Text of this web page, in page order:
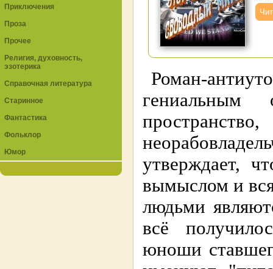
Роман-
утверждает,
вымыслом и
людьми
всё
юноши
Приключения
Проза
Прочее
Религия, духовность,
эзотерика
Справочная литература
Старинное
Фантастика
Фольклор
Юмор